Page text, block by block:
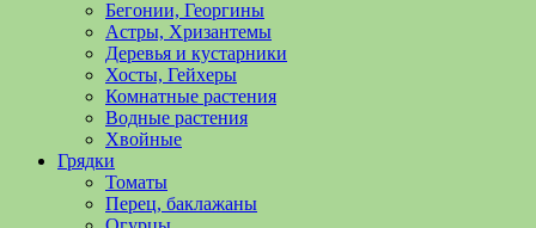
Бегонии, Георгины
Астры, Хризантемы
Деревья и кустарники
Хосты, Гейхеры
Комнатные растения
Водные растения
Хвойные
Грядки
Томаты
Перец, баклажаны